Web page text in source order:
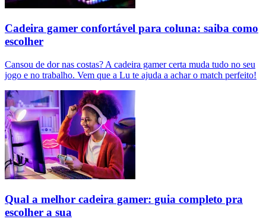
Cadeira gamer confortável para coluna: saiba como
escolher
Cansou de dor nas costas? A cadeira gamer certa muda tudo no seu
jogo e no trabalho. Vem que a Lu te ajuda a achar o match perfeito!
Qual a melhor cadeira gamer: guia completo pra
escolher a sua